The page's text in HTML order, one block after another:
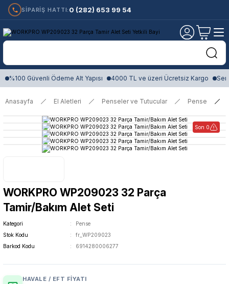
SİPARİŞ HATTI: 0 (282) 653 99 54
%100 Güvenli Ödeme Alt Yapısı 4000 TL ve üzeri Ücretsiz Kargo
Anasayfa El Aletleri Penseler ve Tutucular Pense
Son 0
WORKPRO WP209023 32 Parça
Tamir/Bakım Alet Seti
Kategori
Pense
Stok Kodu
fr_WP209023
Barkod Kodu
6914280006277
HAVALE / EFT FIYATI